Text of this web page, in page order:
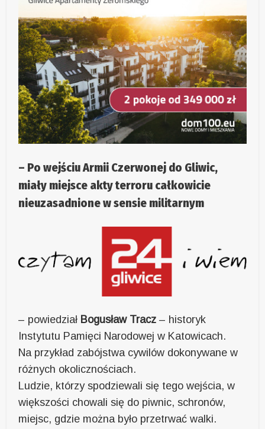
– Po wejściu Armii Czerwonej do Gliwic,
miały miejsce akty terroru całkowicie
nieuzasadnione w sensie militarnym
– powiedział Bogusław Tracz – historyk
Instytutu Pamięci Narodowej w Katowicach.
Na przykład zabójstwa cywilów dokonywane w
różnych okolicznościach.
Ludzie, którzy spodziewali się tego wejścia, w
większości chowali się do piwnic, schronów,
miejsc, gdzie można było przetrwać walki.